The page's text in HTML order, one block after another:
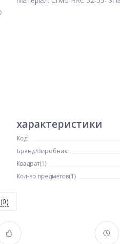
характеристики
Код:
Бренд/Виробник:
Квадрат(1)
Кол-во предметов(1)
(0)